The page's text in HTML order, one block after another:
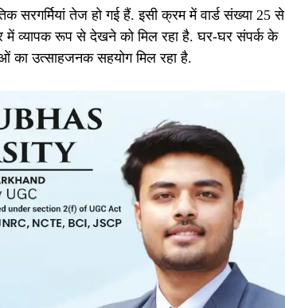
सरगर्मियां तेज हो गई हैं. इसी क्रम में वार्ड संख्या 25 से
में व्यापक रूप से देखने को मिल रहा है. घर-घर संपर्क के
का उत्साहजनक सहयोग मिल रहा है.